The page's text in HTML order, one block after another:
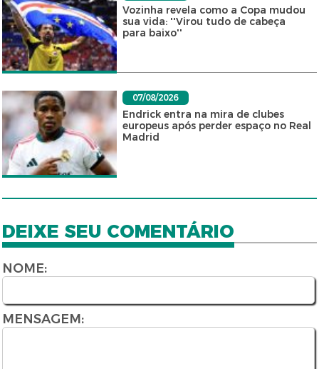
Vozinha revela como a Copa mudou
sua vida: ''Virou tudo de cabeça
para baixo''
07/08/2026
Endrick entra na mira de clubes
europeus após perder espaço no Real
Madrid
DEIXE SEU COMENTÁRIO
NOME:
MENSAGEM: